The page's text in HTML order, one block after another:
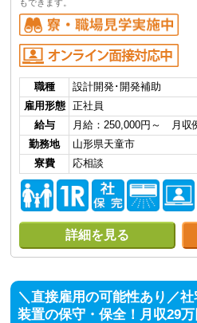
もできます。
職種
設計開発･開発補助
雇用形態
正社員
給与
月給：250,000円～ 月収
勤務地
山形県天童市
寮費
応相談
詳細を見る
＼直接雇用の可能性あり／
装置の保守・保全！月収29